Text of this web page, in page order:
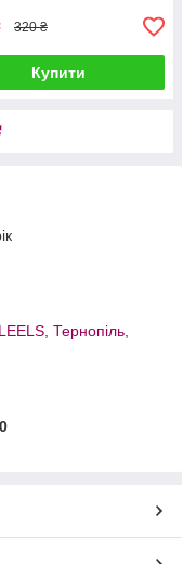
320 ₴
Купити
Тернопіль,